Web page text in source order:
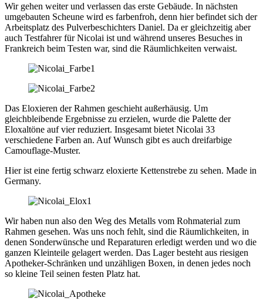
Wir gehen weiter und verlassen das erste Gebäude. In nächsten
umgebauten Scheune wird es farbenfroh, denn hier befindet sich der
Arbeitsplatz des Pulverbeschichters Daniel. Da er gleichzeitig aber
auch Testfahrer für Nicolai ist und während unseres Besuches in
Frankreich beim Testen war, sind die Räumlichkeiten verwaist.
Das Eloxieren der Rahmen geschieht außerhäusig. Um
gleichbleibende Ergebnisse zu erzielen, wurde die Palette der
Eloxaltöne auf vier reduziert. Insgesamt bietet Nicolai 33
verschiedene Farben an. Auf Wunsch gibt es auch dreifarbige
Camouflage-Muster.
Hier ist eine fertig schwarz eloxierte Kettenstrebe zu sehen. Made in
Germany.
Wir haben nun also den Weg des Metalls vom Rohmaterial zum
Rahmen gesehen. Was uns noch fehlt, sind die Räumlichkeiten, in
denen Sonderwünsche und Reparaturen erledigt werden und wo die
ganzen Kleinteile gelagert werden. Das Lager besteht aus riesigen
Apotheker-Schränken und unzähligen Boxen, in denen jedes noch
so kleine Teil seinen festen Platz hat.